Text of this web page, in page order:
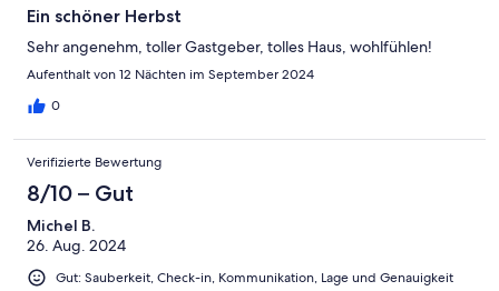
Ein schöner Herbst
Sehr angenehm, toller Gastgeber, tolles Haus, wohlfühlen!
Aufenthalt von 12 Nächten im September 2024
0
Verifizierte Bewertung
8/10 – Gut
Michel B.
26. Aug. 2024
Gut: Sauberkeit, Check-in, Kommunikation, Lage und Genauigkeit